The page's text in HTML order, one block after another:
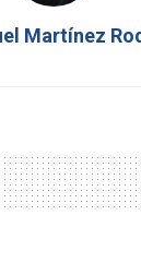
Martínez